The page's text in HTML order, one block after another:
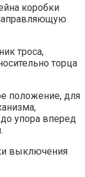
коробки
троса,
торца
положение, для
упора вперед
выключения